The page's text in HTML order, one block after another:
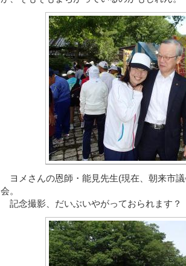
ヨメさんの恩師・能見先生(現在、朝来市
会。
記念撮影、だいぶいやがっておられます？